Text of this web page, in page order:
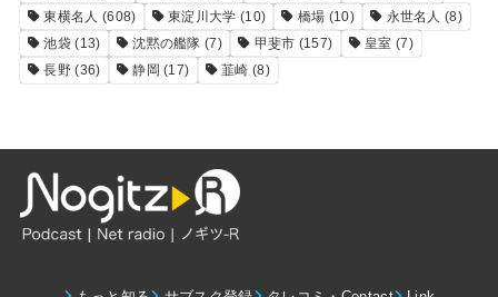
東横名人 (608) 東淀川大学 (10) 橋場 (10) 永世名人 (8)
池袋 (13) 沈黙の艦隊 (7) 甲斐市 (157) 皇室 (7)
長野 (36) 静岡 (17) 韮崎 (8)